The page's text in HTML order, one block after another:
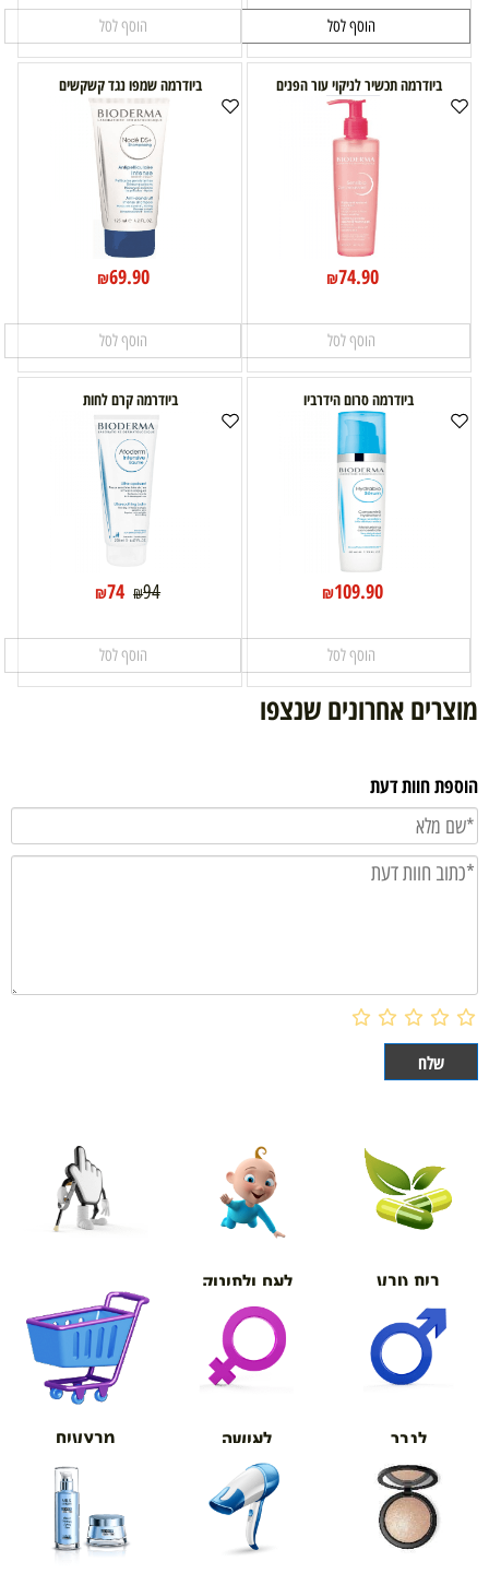
הוסף לסל הוסף לסל
ביודרמה תכשיר לניקוי עור הפנים
₪74.90
הוסף לסל
ביודרמה שמפו נגד קשקשים
₪69.90
הוסף לסל
ביודרמה סרום הידרביו
₪109.90
הוסף לסל
ביודרמה קרם לחות
₪94
₪74
הוסף לסל
מוצרים אחרונים שנצפו
הוספת חוות דעת
בית טבע לאם ולתינוק
אורטופדיה
לגבר לאישה מבצעים